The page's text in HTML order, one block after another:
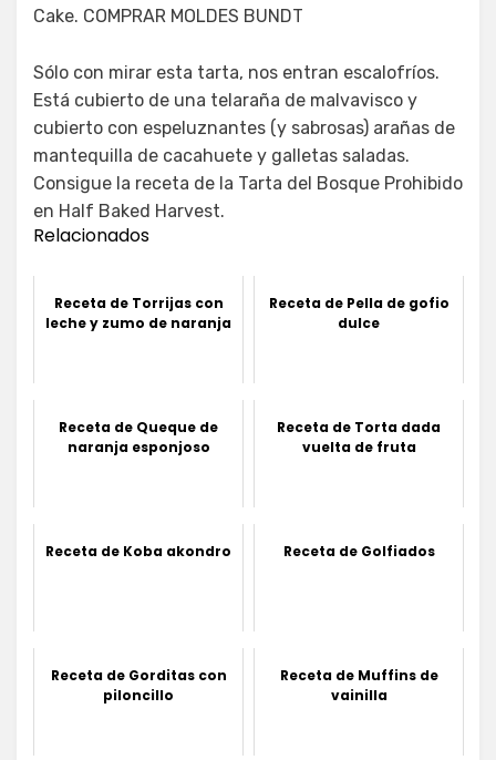
Cake. COMPRAR MOLDES BUNDT
Sólo con mirar esta tarta, nos entran escalofríos.
Está cubierto de una telaraña de malvavisco y
cubierto con espeluznantes (y sabrosas) arañas de
mantequilla de cacahuete y galletas saladas.
Consigue la receta de la Tarta del Bosque Prohibido
en Half Baked Harvest.
Relacionados
Receta de Torrijas con
leche y zumo de naranja
Receta de Pella de gofio
dulce
Receta de Queque de
naranja esponjoso
Receta de Torta dada
vuelta de fruta
Receta de Koba akondro Receta de Golfiados
Receta de Gorditas con
piloncillo
Receta de Muffins de
vainilla